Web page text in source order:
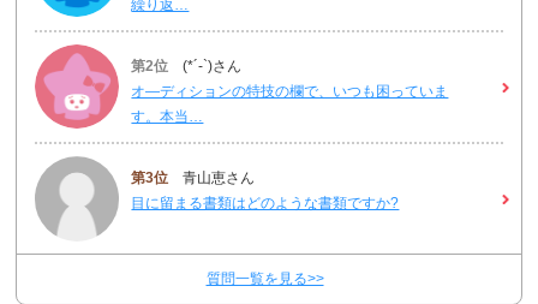
繰り返…
第2位 (*´-`)さん
オ―ディションの特技の欄で、いつも困っていま
す。本当…
第3位 青山恵さん
目に留まる書類はどのような書類ですか?
質問一覧を見る>>